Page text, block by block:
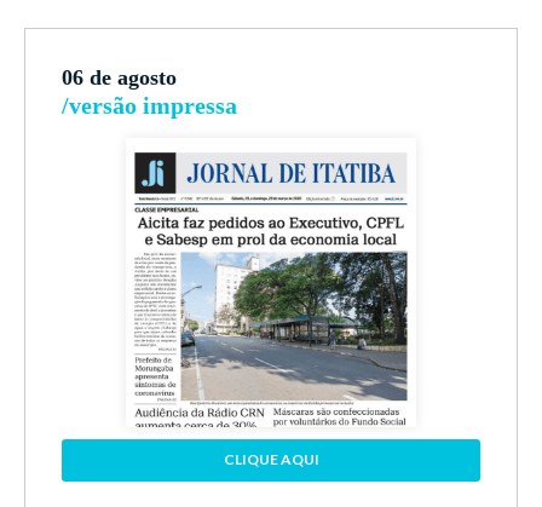
06 de agosto
/versão impressa
CLIQUE AQUI